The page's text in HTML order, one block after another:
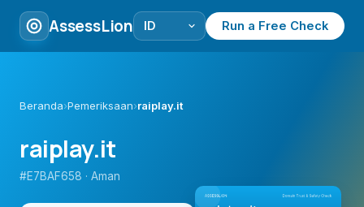
AssessLion Run a Free Check
Beranda›Pemeriksaan›raiplay.it
raiplay.it
#E7BAF658 · Aman